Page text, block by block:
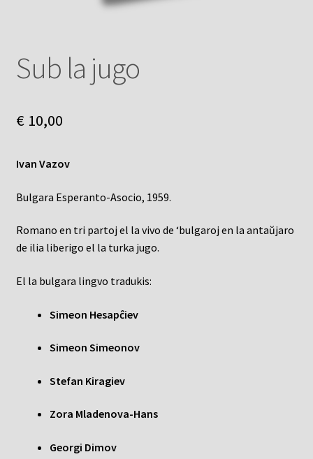
Sub la jugo
€10,00
Ivan Vazov
Bulgara Esperanto-Asocio, 1959.
Romano en tri partoj el la vivo de ‘bulgaroj en la antaŭjaro
de ilia liberigo el la turka jugo.
El la bulgara lingvo tradukis:
Simeon Hesapĉiev
Simeon Simeonov
Stefan Kiragiev
Zora Mladenova-Hans
Georgi Dimov